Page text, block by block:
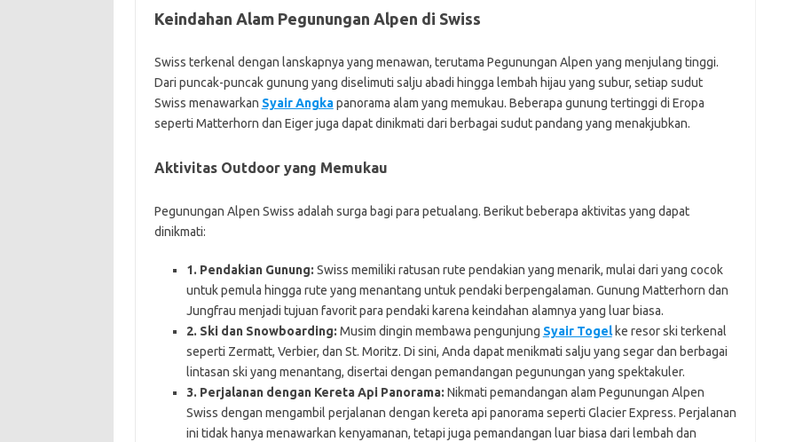
Keindahan Alam Pegunungan Alpen di Swiss
Swiss terkenal dengan lanskapnya yang menawan, terutama Pegunungan Alpen yang menjulang tinggi.
Dari puncak-puncak gunung yang diselimuti salju abadi hingga lembah hijau yang subur, setiap sudut
Swiss menawarkan Syair Angkapanorama alam yang memukau. Beberapa gunung tertinggi di Eropa
seperti Matterhorn dan Eiger juga dapat dinikmati dari berbagai sudut pandang yang menakjubkan.
Aktivitas Outdoor yang Memukau
Pegunungan Alpen Swiss adalah surga bagi para petualang. Berikut beberapa aktivitas yang dapat
dinikmati:
1. Pendakian Gunung: Swiss memiliki ratusan rute pendakian yang menarik, mulai dari yang cocok
untuk pemula hingga rute yang menantang untuk pendaki berpengalaman. Gunung Matterhorn dan
Jungfrau menjadi tujuan favorit para pendaki karena keindahan alamnya yang luar biasa.
2. Ski dan Snowboarding: Musim dingin membawa pengunjung Syair Togelke resor ski terkenal
seperti Zermatt, Verbier, dan St. Moritz. Di sini, Anda dapat menikmati salju yang segar dan berbagai
lintasan ski yang menantang, disertai dengan pemandangan pegunungan yang spektakuler.
3. Perjalanan dengan Kereta Api Panorama: Nikmati pemandangan alam Pegunungan Alpen
Swiss dengan mengambil perjalanan dengan kereta api panorama seperti Glacier Express. Perjalanan
ini tidak hanya menawarkan kenyamanan, tetapi juga pemandangan luar biasa dari lembah dan